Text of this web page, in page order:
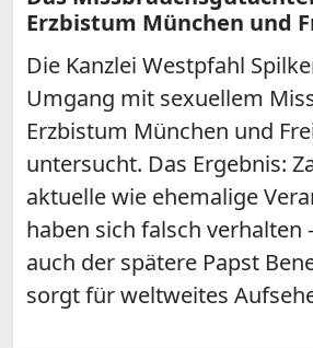
Erzbistum München und
Die Kanzlei Westpfahl
Umgang mit sexuellem
Erzbistum München und
untersucht. Das Ergebnis:
aktuelle wie ehemalige
haben sich falsch verhalten
auch der spätere Papst
sorgt für weltweites